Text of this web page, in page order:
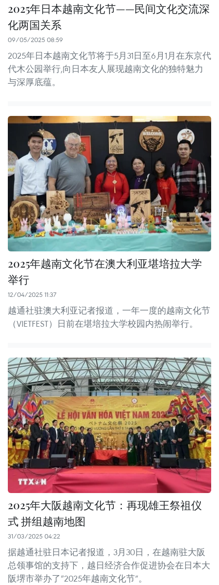
2025年日本越南文化节——民间文化交流深
化两国关系
09/05/2025 08:59
2025年日本越南文化节将于5月31日至6月1月在东京代
代木公园举行,向日本友人展现越南文化的独特魅力
与深厚底蕴。
2025年越南文化节在澳大利亚堪培拉大学
举行
12/04/2025 11:37
越通社驻澳大利亚记者报道，一年一度的越南文化节
（VIETFEST）日前在堪培拉大学校园内热闹举行。
2025年大阪越南文化节：再现雄王祭祖仪
式 拼组越南地图
31/03/2025 04:22
据越通社驻日本记者报道，3月30日，在越南驻大阪
总领事馆的支持下，越日经济合作促进协会在日本大
阪堺市举办了“2025年越南文化节”。